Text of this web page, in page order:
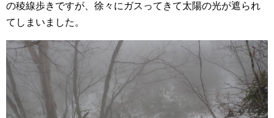
の稜線歩きですが、徐々にガスってきて太陽の光が遮られ
てしまいました。